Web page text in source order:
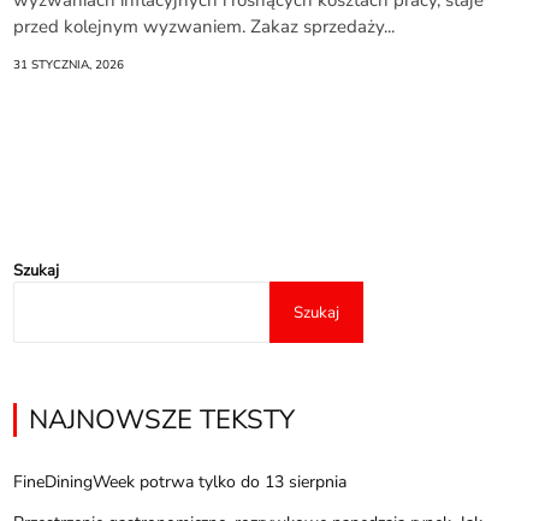
przed kolejnym wyzwaniem. Zakaz sprzedaży...
31 STYCZNIA, 2026
Szukaj
Szukaj
NAJNOWSZE TEKSTY
FineDiningWeek potrwa tylko do 13 sierpnia